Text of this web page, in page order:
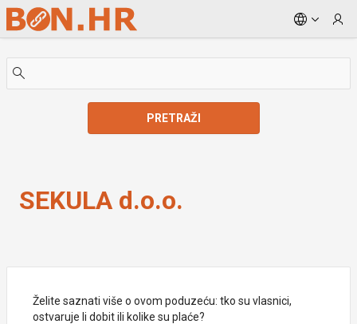
Skip to Main Content
PRETRAŽI
SEKULA d.o.o.
Želite saznati više o ovom poduzeću: tko su vlasnici,
ostvaruje li dobit ili kolike su plaće?